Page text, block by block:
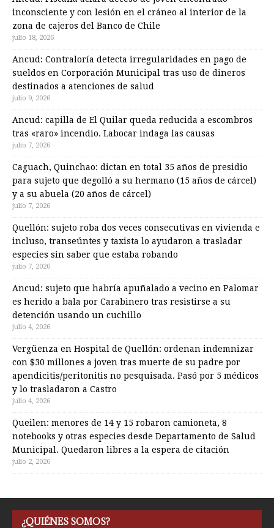
inconsciente y con lesión en el cráneo al interior de la
zona de cajeros del Banco de Chile
julio 18, 2026
Ancud: Contraloría detecta irregularidades en pago de
sueldos en Corporación Municipal tras uso de dineros
destinados a atenciones de salud
julio 9, 2026
Ancud: capilla de El Quilar queda reducida a escombros
tras «raro» incendio. Labocar indaga las causas
julio 7, 2026
Caguach, Quinchao: dictan en total 35 años de presidio
para sujeto que degolló a su hermano (15 años de cárcel)
y a su abuela (20 años de cárcel)
julio 7, 2026
Quellón: sujeto roba dos veces consecutivas en vivienda e
incluso, transeúntes y taxista lo ayudaron a trasladar
especies sin saber que estaba robando
julio 7, 2026
Ancud: sujeto que habría apuñalado a vecino en Palomar
es herido a bala por Carabinero tras resistirse a su
detención usando un cuchillo
julio 4, 2026
Vergüenza en Hospital de Quellón: ordenan indemnizar
con $30 millones a joven tras muerte de su padre por
apendicitis/peritonitis no pesquisada. Pasó por 5 médicos
y lo trasladaron a Castro
julio 4, 2026
Queilen: menores de 14 y 15 robaron camioneta, 8
notebooks y otras especies desde Departamento de Salud
Municipal. Quedaron libres a la espera de citación
julio 2, 2026
¿QUIÉNES SOMOS?